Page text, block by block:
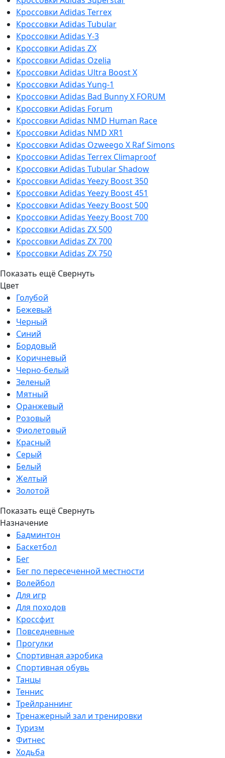
Кроссовки Adidas Terrex
Кроссовки Adidas Tubular
Кроссовки Adidas Y-3
Кроссовки Adidas ZX
Кроссовки Adidas Ozelia
Кроссовки Adidas Ultra Boost X
Кроссовки Adidas Yung-1
Кроссовки Adidas Bad Bunny X FORUM
Кроссовки Adidas Forum
Кроссовки Adidas NMD Human Race
Кроссовки Adidas NMD XR1
Кроссовки Adidas Ozweego Х Raf Simons
Кроссовки Adidas Terrex Climaproof
Кроссовки Adidas Tubular Shadow
Кроссовки Adidas Yeezy Boost 350
Кроссовки Adidas Yeezy Boost 451
Кроссовки Adidas Yeezy Boost 500
Кроссовки Adidas Yeezy Boost 700
Кроссовки Adidas ZX 500
Кроссовки Adidas ZX 700
Кроссовки Adidas ZX 750
Показать ещё Свернуть
Цвет
Голубой
Бежевый
Черный
Синий
Бордовый
Коричневый
Черно-белый
Зеленый
Мятный
Оранжевый
Розовый
Фиолетовый
Красный
Серый
Белый
Желтый
Золотой
Показать ещё Свернуть
Назначение
Бадминтон
Баскетбол
Бег
Бег по пересеченной местности
Волейбол
Для игр
Для походов
Кроссфит
Повседневные
Прогулки
Спортивная аэробика
Спортивная обувь
Танцы
Теннис
Трейлраннинг
Тренажерный зал и тренировки
Туризм
Фитнес
Ходьба